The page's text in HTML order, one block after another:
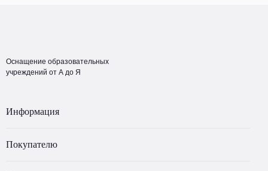
Оснащение образовательных
учреждений от А до Я
Информация
Покупателю